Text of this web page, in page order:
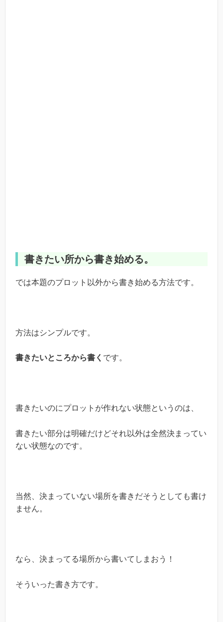
書きたい所から書き始める。
では本題のプロット以外から書き始める方法です。
方法はシンプルです。
書きたいところから書く です。
書きたいのにプロットが作れない状態というのは、
書きたい部分は明確だけどそれ以外は全然決まってい
ない状態なのです。
当然、決まっていない場所を書きだそうとしても書け
ません。
なら、決まってる場所から書いてしまおう！
そういった書き方です。